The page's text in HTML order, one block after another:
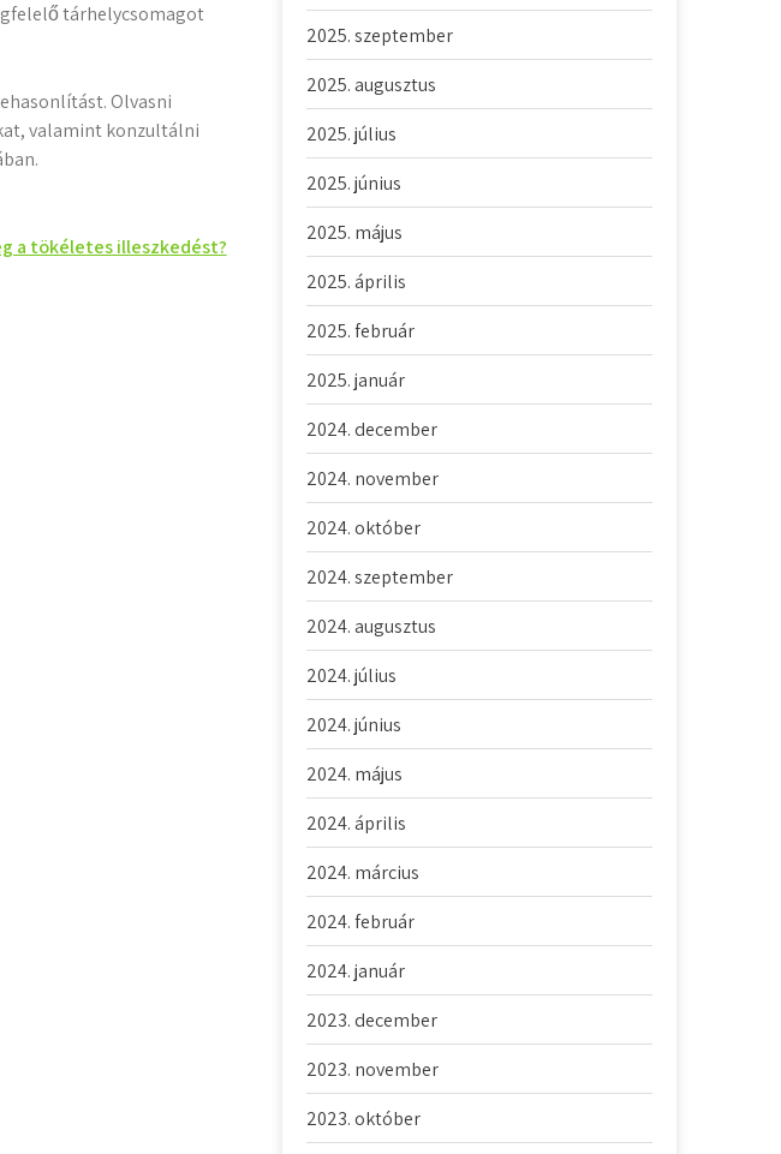
tárhelycsomagot
Olvasni
valamint konzultálni
a tökéletes illeszkedést?
2025. szeptember
2025. augusztus
2025. július
2025. június
2025. május
2025. április
2025. február
2025. január
2024. december
2024. november
2024. október
2024. szeptember
2024. augusztus
2024. július
2024. június
2024. május
2024. április
2024. március
2024. február
2024. január
2023. december
2023. november
2023. október